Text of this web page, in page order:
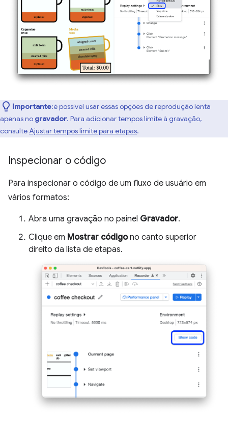
Importante:é possível usar essas opções de reprodução lenta
apenas no gravador. Para adicionar tempos limite à gravação,
consulteAjustar tempos limite para etapas.
Inspecionar o código
Para inspecionar o código de um fluxo de usuário em
vários formatos:
Abra uma gravação no painel Gravador.
Clique em Mostrar códigono canto superior
direito da lista de etapas.